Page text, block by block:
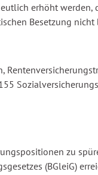
erhöht
Besetzung
zu
(BGleiG)